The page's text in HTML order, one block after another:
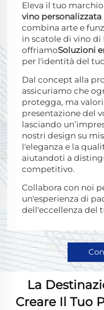
Eleva il tuo
vino
combina arte e
in scatole di vino di
offriamoSoluzioni
per l'identità del
Dal concept alla
assicuriamo che
protegga, ma
presentazione del
lasciando
nostri design su
l'eleganza e la
aiutandoti a
competitivo.
Collabora con noi
un'esperienza di
dell'eccellenza del
La
Creare Il Tuo